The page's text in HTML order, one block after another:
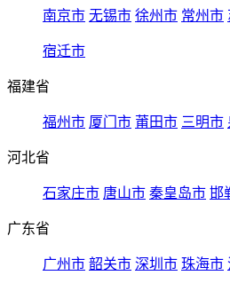
南京市 无锡市 徐州市 常州市
宿迁市
福建省
福州市 厦门市 莆田市 三明市
河北省
石家庄市 唐山市 秦皇岛市 邯
广东省
广州市 韶关市 深圳市 珠海市